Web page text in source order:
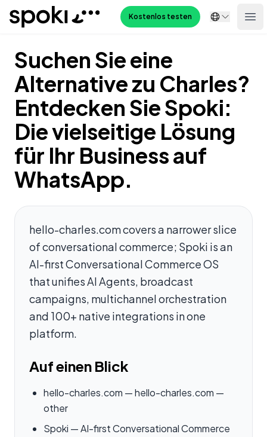
Spoki Kostenlos testen
Suchen Sie eine
Alternative zu Charles?
Entdecken Sie Spoki:
Die vielseitige Lösung
für Ihr Business auf
WhatsApp.
hello-charles.com covers a narrower slice
of conversational commerce; Spoki is an
AI-first Conversational Commerce OS
that unifies AI Agents, broadcast
campaigns, multichannel orchestration
and 100+ native integrations in one
platform.
Auf einen Blick
hello-charles.com — hello-charles.com —
other
Spoki — AI-first Conversational Commerce